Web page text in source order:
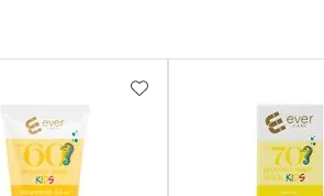
FAVORITOSADICIONAR AOS